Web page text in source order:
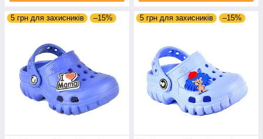
5 грн для захисників –15% 5 грн для захисників –15%